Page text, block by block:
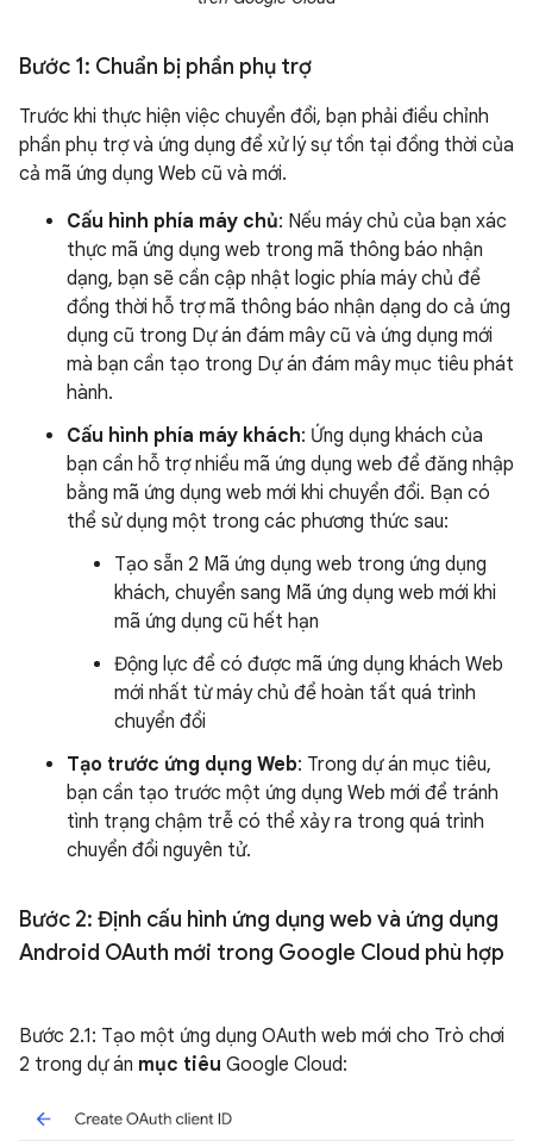
Bước 1: Chuẩn bị phần phụ trợ
Trước khi thực hiện việc chuyển đổi, bạn phải điều chỉnh
phần phụ trợ và ứng dụng để xử lý sự tồn tại đồng thời của
cả mã ứng dụng Web cũ và mới.
Cấu hình phía máy chủ: Nếu máy chủ của bạn xác
thực mã ứng dụng web trong mã thông báo nhận
dạng, bạn sẽ cần cập nhật logic phía máy chủ để
đồng thời hỗ trợ mã thông báo nhận dạng do cả ứng
dụng cũ trong Dự án đám mây cũ và ứng dụng mới
mà bạn cần tạo trong Dự án đám mây mục tiêu phát
hành.
Cấu hình phía máy khách: Ứng dụng khách của
bạn cần hỗ trợ nhiều mã ứng dụng web để đăng nhập
bằng mã ứng dụng web mới khi chuyển đổi. Bạn có
thể sử dụng một trong các phương thức sau:
Tạo sẵn 2 Mã ứng dụng web trong ứng dụng
khách, chuyển sang Mã ứng dụng web mới khi
mã ứng dụng cũ hết hạn
Động lực để có được mã ứng dụng khách Web
mới nhất từ máy chủ để hoàn tất quá trình
chuyển đổi
Tạo trước ứng dụng Web: Trong dự án mục tiêu,
bạn cần tạo trước một ứng dụng Web mới để tránh
tình trạng chậm trễ có thể xảy ra trong quá trình
chuyển đổi nguyên tử.
Bước 2: Định cấu hình ứng dụng web và ứng dụng
Android OAuth mới trong Google Cloud phù hợp
Bước 2.1: Tạo một ứng dụng OAuth web mới cho Trò chơi
2 trong dự án mục tiêu Google Cloud: